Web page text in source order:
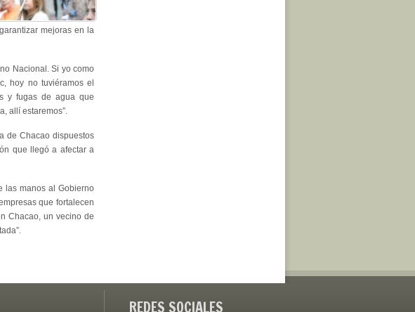
mejoras en la
Nacional. Si yo como
hoy no tuviéramos el
y fugas de agua que
allí estaremos”.
de Chacao dispuestos
que llegó a afectar a
las manos al Gobierno
que fortalecen
Chacao, un vecino de
REDES SOCIALES